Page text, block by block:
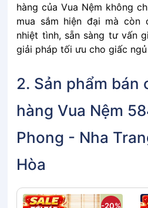
hàng của Vua Nệm không
mua sắm hiện đại mà còn
nhiệt tình, sẵn sàng tư vấn
giải pháp tối ưu cho giấc ngủ
2. Sản phẩm bán
hàng Vua Nệm
Phong - Nha
Hòa
-20%